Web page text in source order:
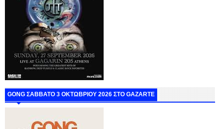
GONG ΣΑΒΒΑΤΟ 3 ΟΚΤΩΒΡΙΟΥ 2026 ΣΤΟ GAZARTE